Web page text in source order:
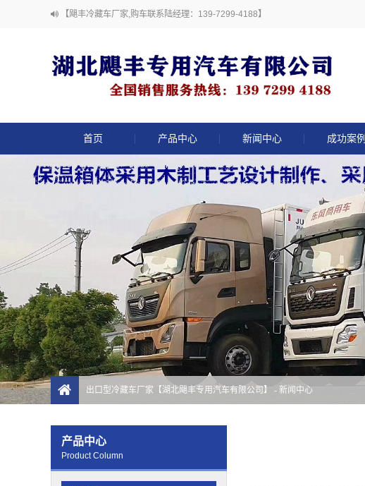
【飓丰冷藏车厂家,购车联系陆经理：139-7299-4188】
首页 产品中心 新闻中心 成功案例
出口型冷藏车厂家【湖北飓丰专用汽车有限公司】 - 新闻中心
产品中心
Product Column